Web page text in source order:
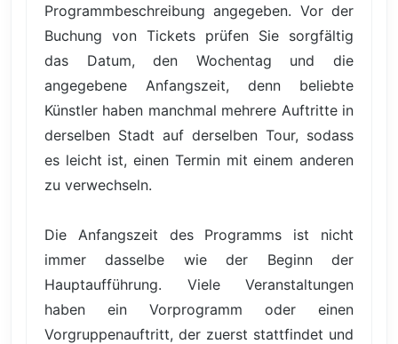
Programmbeschreibung angegeben. Vor der
Buchung von Tickets prüfen Sie sorgfältig
das Datum, den Wochentag und die
angegebene Anfangszeit, denn beliebte
Künstler haben manchmal mehrere Auftritte in
derselben Stadt auf derselben Tour, sodass
es leicht ist, einen Termin mit einem anderen
zu verwechseln.
Die Anfangszeit des Programms ist nicht
immer dasselbe wie der Beginn der
Hauptaufführung. Viele Veranstaltungen
haben ein Vorprogramm oder einen
Vorgruppenauftritt, der zuerst stattfindet und